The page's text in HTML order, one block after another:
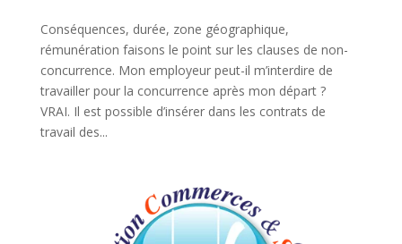
Conséquences, durée, zone géographique,
rémunération faisons le point sur les clauses de non-
concurrence. Mon employeur peut-il m’interdire de
travailler pour la concurrence après mon départ ?
VRAI. Il est possible d’insérer dans les contrats de
travail des...